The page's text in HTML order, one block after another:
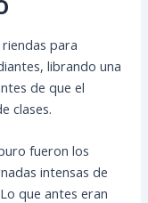
para
librando una
de que el
clases.
fueron los
intensas de
que antes eran